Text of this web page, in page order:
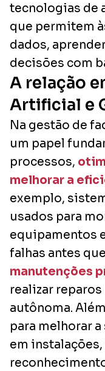
tecnologias de
que permitem
dados,
decisões com
A relação
Artificial e
Na gestão de
um papel
processos,
melhorar a
exemplo,
usados para
equipamentos
falhas antes
manutenções
realizar
autônoma.
para melhorar
em instalações,